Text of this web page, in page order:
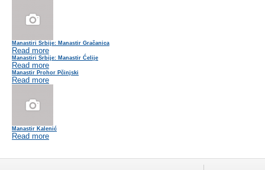
Manastiri Srbije: Manastir Gračanica
Read more
Manastiri Srbije: Manastir Ćelije
Read more
Manastir Prohor Pčinjski
Read more
Manastir Kalenić
Read more